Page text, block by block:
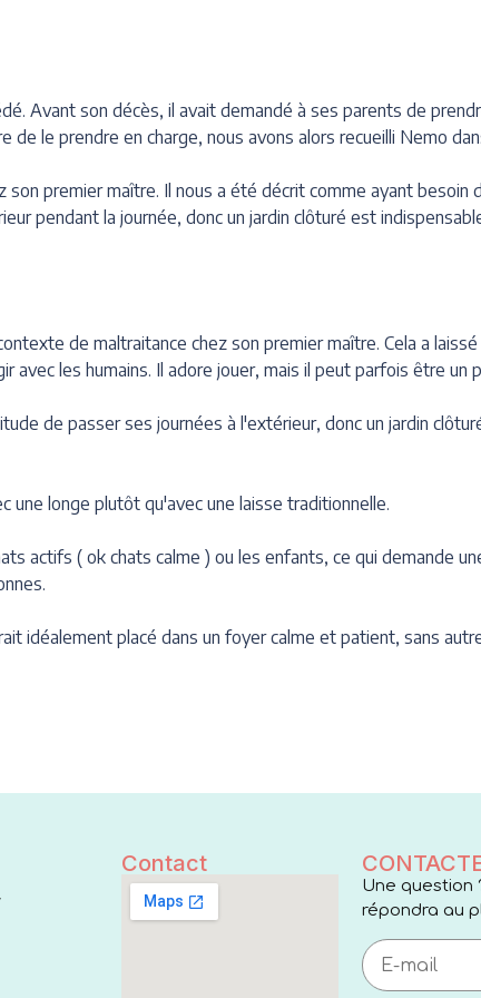
Avant son décès, il avait demandé à ses parents de
de le prendre en charge, nous avons alors recueilli Nemo
premier maître. Il nous a été décrit comme ayant besoin
pendant la journée, donc un jardin clôturé est
de maltraitance chez son premier maître. Cela a
avec les humains. Il adore jouer, mais il peut parfois être un
de passer ses journées à l'extérieur, donc un jardin
une longe plutôt qu'avec une laisse traditionnelle.
actifs ( ok chats calme ) ou les enfants, ce qui demande
idéalement placé dans un foyer calme et patient, sans
Contact
Une question
répondra au